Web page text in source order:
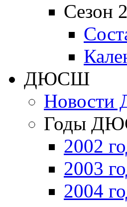
Сезон
ДЮСШ
Годы
2002
2003
2004